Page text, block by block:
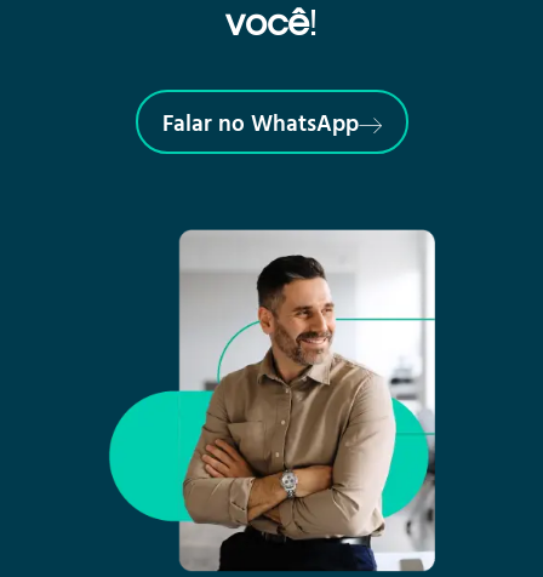
você!
Falar no WhatsApp